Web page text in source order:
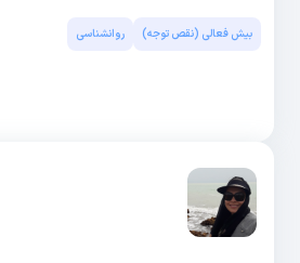
بیش فعالی (نقص توجه) روانشناسی